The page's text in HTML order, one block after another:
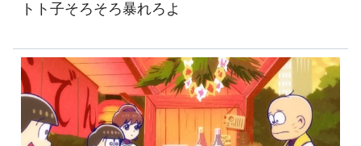
トト子そろそろ暴れろよ